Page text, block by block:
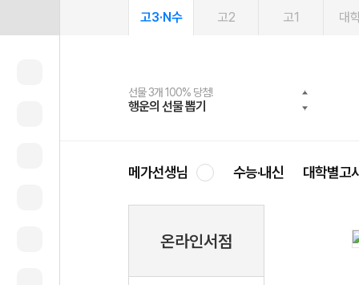
고3·N수 고2 고1 대
선물 3개 100% 당첨!
행운의 선물 뽑기
선물 100% 증정!
메가스터디 X 올리브
2027 러셀 단과
강사 공개선발
스마트러닝앱
설문 EVENT
메가패스
3일 무료 체험권
메가패스 수강생 무료혜택!
메가클럽 멤버십
사회공헌 캠페인
희망이룸 메가나눔
메가선생님 수능·내신 대학별고
온라인서점